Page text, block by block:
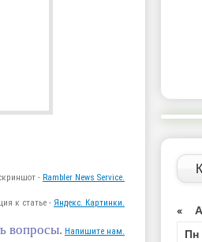
- Rambler News Service.
к статье - Яндекс. Картинки.
вопросы. Напишите нам.
«
Пн